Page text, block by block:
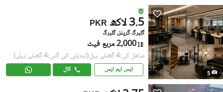
5
PKR 3.5 لاکھ
گلبرگ گرینز, گلبرگ
2,000 مربع فیٹ
شامل کی:4 گھنٹے پہل (تبدیلی کی گئی:4 گھنٹے پہلے)
ایس ایم ایس کال